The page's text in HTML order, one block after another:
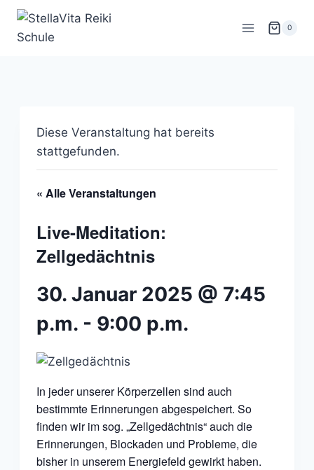
Zum
springen
0
Diese Veranstaltung hat bereits
stattgefunden.
« Alle Veranstaltungen
Live-Meditation:
Zellgedächtnis
30. Januar 2025 @ 7:45
p.m. - 9:00 p.m.
In jeder unserer Körperzellen sind auch
bestimmte Erinnerungen abgespeichert. So
finden wir im sog. „Zellgedächtnis“ auch die
Erinnerungen, Blockaden und Probleme, die
bisher in unserem Energiefeld gewirkt haben.